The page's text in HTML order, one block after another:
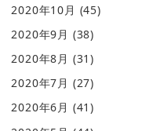
2020年10月 (45)
2020年9月 (38)
2020年8月 (31)
2020年7月 (27)
2020年6月 (41)